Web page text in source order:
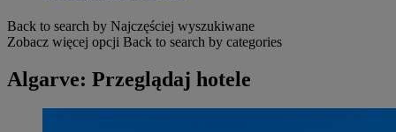
Back to search by Najczęściej wyszukiwane
Zobacz więcej opcji Back to search by categories
Algarve: Przeglądaj hotele